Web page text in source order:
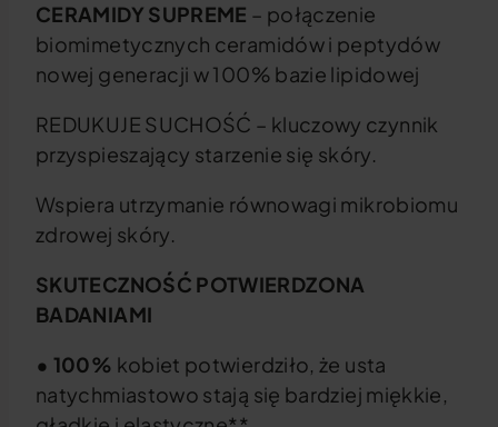
CERAMIDY SUPREME – połączenie
biomimetycznych ceramidów i peptydów
nowej generacji w 100% bazie lipidowej
REDUKUJE SUCHOŚĆ – kluczowy czynnik
przyspieszający starzenie się skóry.
Wspiera utrzymanie równowagi mikrobiomu
zdrowej skóry.
SKUTECZNOŚĆ POTWIERDZONA
BADANIAMI
• 100% kobiet potwierdziło, że usta
natychmiastowo stają się bardziej miękkie,